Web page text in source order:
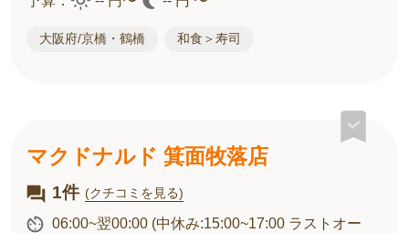
大阪府/京橋・鶴橋 和食＞寿司
マクドナルド 箕面牧落店
1件 (クチコミを見る)
06:00~翌00:00 (中休み:15:00~17:00 ラストオー